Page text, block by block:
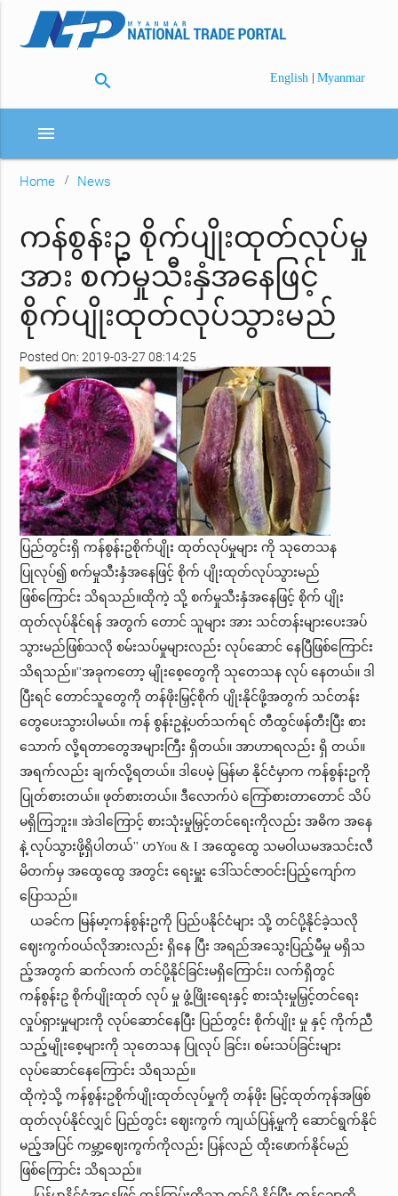
search English | Myanmar
menu
Home News
ကန်စွန်းဥ စိုက်ပျိုးထုတ်လုပ်မှု
အား စက်မှုသီးနှံအနေဖြင့်
စိုက်ပျိုးထုတ်လုပ်သွားမည်
Posted On: 2019-03-27 08:14:25
ပြည်တွင်းရှိ ကန်စွန်းဥစိုက်ပျိုး ထုတ်လုပ်မှုများ ကို သုတေသန
ပြုလုပ်၍ စက်မှုသီးနှံအနေဖြင့် စိုက် ပျိုးထုတ်လုပ်သွားမည်
ဖြစ်ကြောင်း သိရသည်။ထိုကဲ့ သို့ စက်မှုသီးနှံအနေဖြင့် စိုက် ပျိုး
ထုတ်လုပ်နိုင်ရန် အတွက် တောင် သူများ အား သင်တန်းများပေးအပ်
သွားမည်ဖြစ်သလို စမ်းသပ်မှုများလည်း လုပ်ဆောင် နေပြီဖြစ်ကြောင်း
သိရသည်။''အခုကတော့ မျိုးစေ့တွေကို သုတေသန လုပ် နေတယ်။ ဒါ
ပြီးရင် တောင်သူတွေကို တန်ဖိုးမြှင့်စိုက် ပျိုးနိုင်ဖို့အတွက် သင်တန်း
တွေပေးသွားပါမယ်။ ကန် စွန်းဥနဲ့ပတ်သက်ရင် တီထွင်ဖန်တီးပြီး စား
သောက် လို့ရတာတွေအများကြီး ရှိတယ်။ အာဟာရလည်း ရှိ တယ်။
အရက်လည်း ချက်လို့ရတယ်။ ဒါပေမဲ့ မြန်မာ နိုင်ငံမှာက ကန်စွန်းဥကို
ပြုတ်စားတယ်။ ဖုတ်စားတယ်။ ဒီလောက်ပဲ ကြော်စားတာတောင် သိပ်
မရှိကြဘူး။ အဲဒါကြောင့် စားသုံးမှုမြှင့်တင်ရေးကိုလည်း အဓိက အနေ
နဲ့ လုပ်သွားဖို့ရှိပါတယ်'' ဟYou & I အထွေထွေ သမဝါယမအသင်းလီ
မိတက်မှ အထွေထွေ အတွင်း ရေးမှူး ဒေါ်သင်ဇာဝင်းပြည့်ကျော်က
ပြောသည်။
ယခင်က မြန်မာ့ကန်စွန်းဥကို ပြည်ပနိုင်ငံများ သို့ တင်ပို့နိုင်ခဲ့သလို
ဈေးကွက်ဝယ်လိုအားလည်း ရှိနေ ပြီး အရည်အသွေးပြည့်မီမှု မရှိသ
ည့်အတွက် ဆက်လက် တင်ပို့နိုင်ခြင်းမရှိကြောင်း၊ လက်ရှိတွင်
ကန်စွန်းဥ စိုက်ပျိုးထုတ် လုပ် မှု ဖွံ့ဖြိုးရေးနှင့် စားသုံးမှုမြှင့်တင်ရေး
လှုပ်ရှားမှုများကို လုပ်ဆောင်နေပြီး ပြည်တွင်း စိုက်ပျိုး မှု နှင့် ကိုက်ညီ
သည့်မျိုးစေ့များကို သုတေသန ပြုလုပ် ခြင်း၊ စမ်းသပ်ခြင်းများ
လုပ်ဆောင်နေကြောင်း သိရသည်။
ထိုကဲ့သို့ ကန်စွန်းဥစိုက်ပျိုးထုတ်လုပ်မှုကို တန်ဖိုး မြင့်ထုတ်ကုန်အဖြစ်
ထုတ်လုပ်နိုင်လျှင် ပြည်တွင်း ဈေးကွက် ကျယ်ပြန့်မှုကို ဆောင်ရွက်နိုင်
မည့်အပြင် ကမ္ဘာ့ဈေးကွက်ကိုလည်း ပြန်လည် ထိုးဖောက်နိုင်မည်
ဖြစ်ကြောင်း သိရသည်။